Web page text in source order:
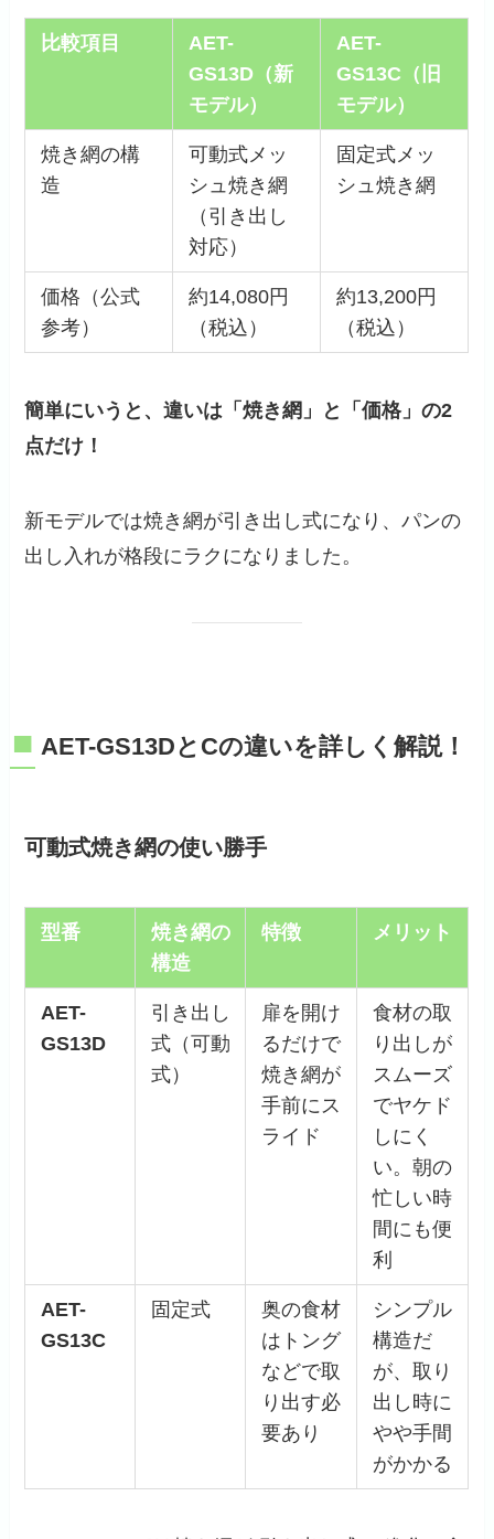
比較項目
AET-
GS13D（新
モデル）
AET-
GS13C（旧
モデル）
焼き網の構
造
可動式メッ
シュ焼き網
（引き出し
対応）
固定式メッ
シュ焼き網
価格（公式
参考）
約14,080円
（税込）
約13,200円
（税込）
簡単にいうと、違いは「焼き網」と「価格」の2
点だけ！
新モデルでは焼き網が引き出し式になり、パンの
出し入れが格段にラクになりました。
■ AET-GS13DとCの違いを詳しく解説！
可動式焼き網の使い勝手
型番
焼き網の
構造
特徴 メリット
AET-
GS13D
引き出し
式（可動
式）
扉を開け
るだけで
焼き網が
手前にス
ライド
食材の取
り出しが
スムーズ
でヤケド
しにく
い。朝の
忙しい時
間にも便
利
AET-
GS13C
固定式
奥の食材
はトング
などで取
り出す必
要あり
シンプル
構造だ
が、取り
出し時に
やや手間
がかかる